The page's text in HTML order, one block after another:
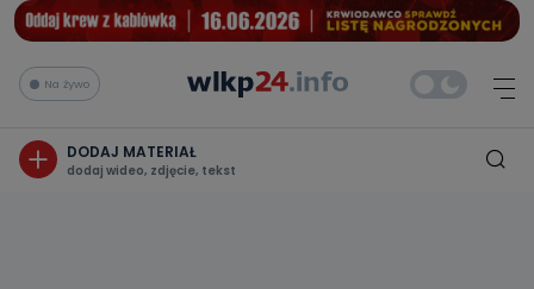
Na żywo
DODAJ MATERIAŁ
dodaj wideo, zdjęcie, tekst